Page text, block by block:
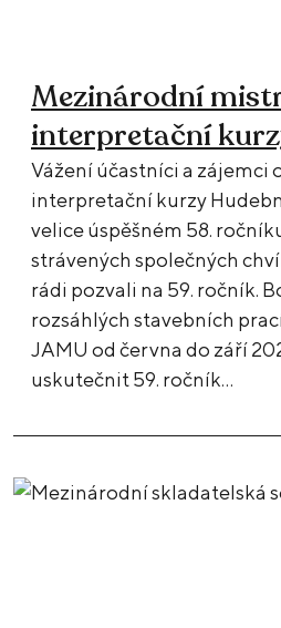
Mezinárodní
interpretační
Vážení účastníci a zájemci
interpretační kurzy
velice úspěšném 58.
strávených společných
rádi pozvali na 59. ročník.
rozsáhlých stavebních
JAMU od června do září
uskutečnit 59. ročník…